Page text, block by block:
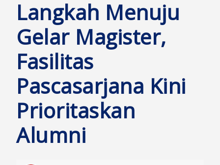
Langkah Menuju
Gelar Magister,
Fasilitas
Pascasarjana Kini
Prioritaskan
Alumni